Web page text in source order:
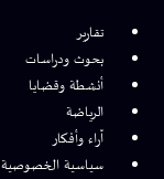
تقارير
بحوث ودراسات
أنشطة وقضايا
الرياضة
آراء وأفكار
سياسية الخصوصية